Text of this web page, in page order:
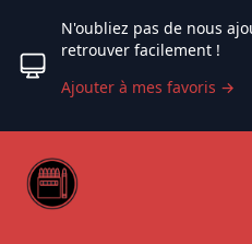
N'oubliez pas de nous
retrouver facilement !
Ajouter à mes favoris →
Web coloriage